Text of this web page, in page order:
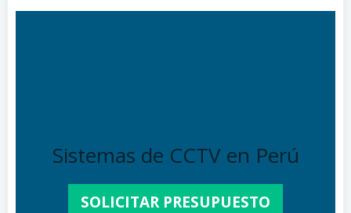
Sistemas de CCTV en Perú
SOLICITAR PRESUPUESTO